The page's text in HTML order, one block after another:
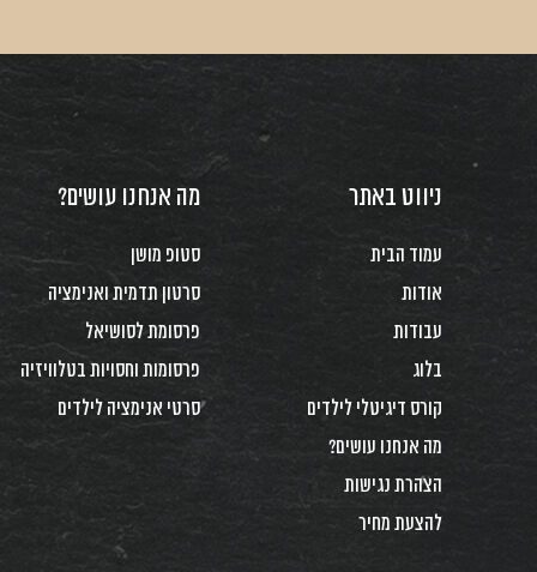
ניווט באתר
עמוד הבית
אודות
עבודות
בלוג
קורס דיגיטלי לילדים
מה אנחנו עושים?
הצהרת נגישות
להצעת מחיר
מה אנחנו עושים?
סטופ מושן
סרטון תדמית ואנימציה
פרסומת לסושיאל
פרסומות וחסויות בטלוויזיה
סרטי אנימציה לילדים